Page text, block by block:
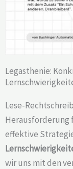
Legasthenie:
Lese-
Herausforderung
effektive
wir uns mit den